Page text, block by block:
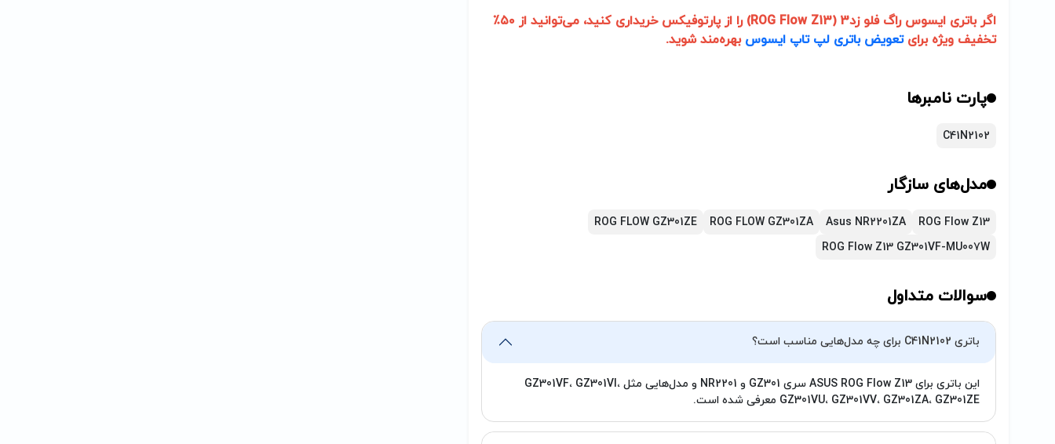
اگر باتری ایسوس راگ فلو زد3 (
ROG Flow Z13
) را از پارتوفیکس خریداری کنید، می‌توانید از ۵۰٪
تخفیف ویژه برای تعویض باتری لپ تاپ ایسوس بهره‌مند شوید.
پارت نامبرها
C41N2102
مدل‌های سازگار
ROG Flow Z13
Asus NR2201ZA
ROG FLOW GZ301ZA
ROG FLOW GZ301ZE
ROG Flow Z13 GZ301VF-MU007W
سوالات متداول
باتری C41N2102 برای چه مدل‌هایی مناسب است؟
این باتری برای ASUS ROG Flow Z13 سری GZ301 و NR2201 و مدل‌هایی مثل GZ301VF، GZ301VI،
GZ301VU، GZ301VV، GZ301ZA، GZ301ZE معرفی شده است.